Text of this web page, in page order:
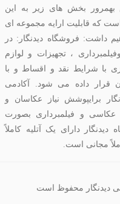
بهمرور بخش های زیر به این
که قابلیت ارایه مجموعه ای
داشت: فروشگاه دیدنگار: در
، تجهیزات و لوازم
با شرایط نقد و اقساط و با
قرار داده می شود. آکادمی
برایپوشش نیاز عکاسان و
عکاسی و فیلمبرداری بصورت
دارای یک آتلیه کاملاً
مجانی است.
دیدنگار محفوظ است